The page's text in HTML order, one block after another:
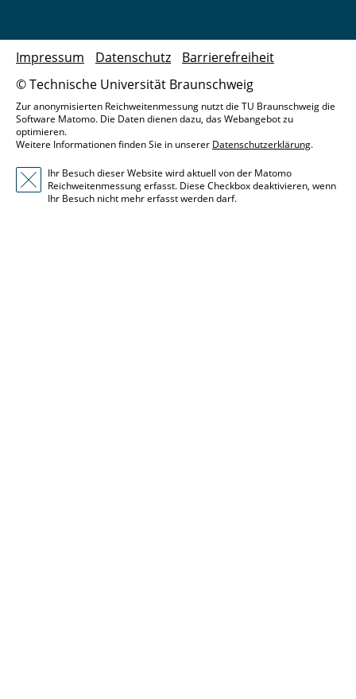
© Technische Universität Braunschweig
Impressum Datenschutz Barrierefreiheit
Zur anonymisierten Reichweitenmessung nutzt die TU Braunschweig die
Software Matomo. Die Daten dienen dazu, das Webangebot zu
optimieren.
Weitere Informationen finden Sie in unserer Datenschutzerklärung.
Ihr Besuch dieser Website wird aktuell von der Matomo
Reichweitenmessung erfasst. Diese Checkbox deaktivieren, wenn
Ihr Besuch nicht mehr erfasst werden darf.